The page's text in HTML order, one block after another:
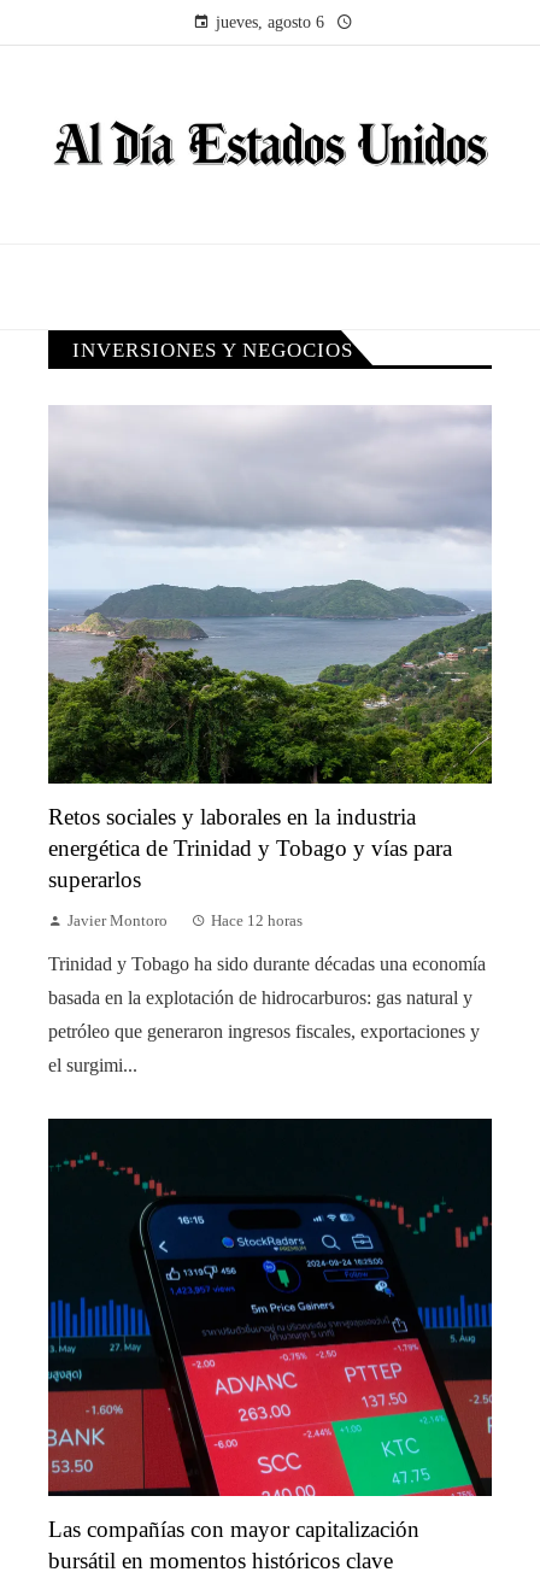
jueves, agosto 6
INVERSIONES Y NEGOCIOS
Retos sociales y laborales en la industria
energética de Trinidad y Tobago y vías para
superarlos
Javier Montoro Hace 12 horas
Trinidad y Tobago ha sido durante décadas una economía
basada en la explotación de hidrocarburos: gas natural y
petróleo que generaron ingresos fiscales, exportaciones y
el surgimi...
Las compañías con mayor capitalización
bursátil en momentos históricos clave